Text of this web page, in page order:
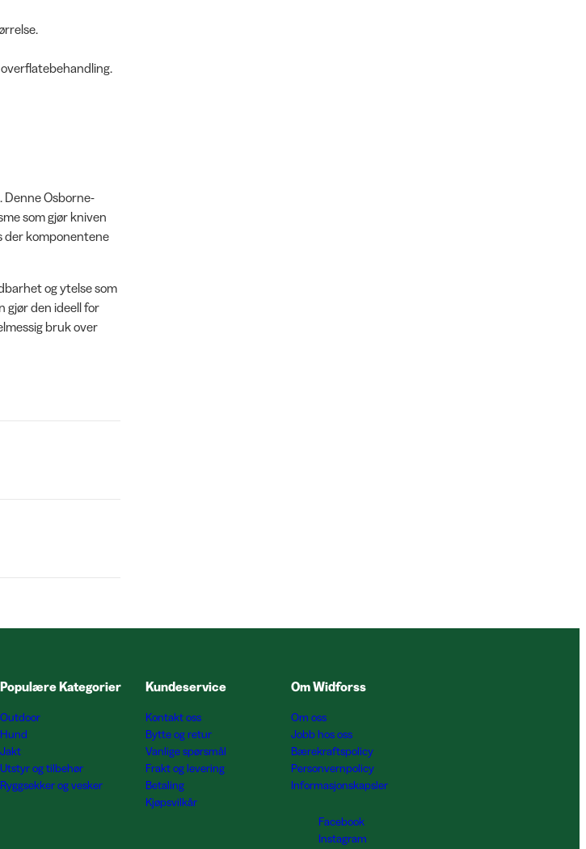
Denne Osborne-
som gjør kniven
der komponentene
og ytelse som
gjør den ideell for
bruk over
Populære Kategorier
Outdoor
Hund
Jakt
Utstyr og tilbehør
Ryggsekker og vesker
Kundeservice
Kontakt oss
Bytte og retur
Vanlige spørsmål
Frakt og levering
Betaling
Kjøpsvilkår
Om Widforss
Om oss
Jobb hos oss
Bærekraftspolicy
Personvernpolicy
Informasjonskapsler
Facebook
Instagram